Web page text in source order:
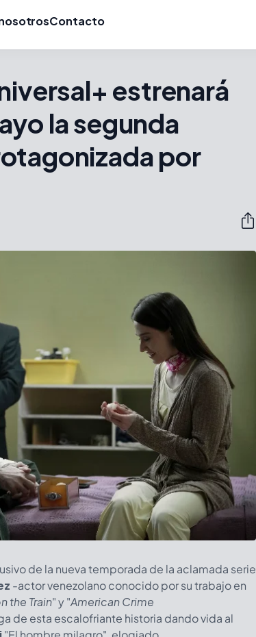
Contacto
estrenará
la segunda
por
de la nueva temporada de la aclamada serie
-actor venezolano conocido por su trabajo en
the Train"y"American Crime
de esta escalofriante historia dando vida al